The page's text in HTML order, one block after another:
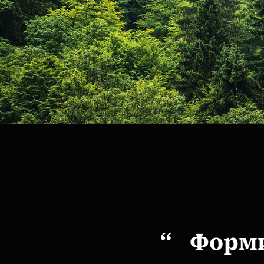
Полиэфир PEF представляет
фурандикарбоновой кислоты
улучшить газобарьерные свой...
ЧИТАТЬ ДАЛЕЕ